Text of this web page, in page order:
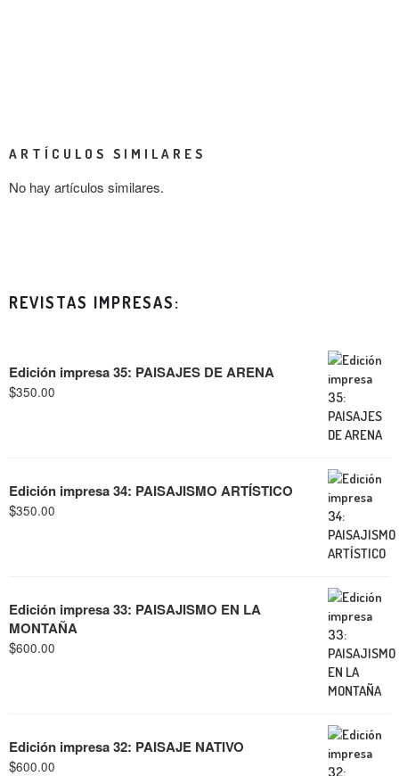
ARTÍCULOS SIMILARES
No hay artículos similares.
REVISTAS IMPRESAS:
Edición impresa 35: PAISAJES DE ARENA
$350.00
Edición impresa 34: PAISAJISMO ARTÍSTICO
$350.00
Edición impresa 33: PAISAJISMO EN LA
MONTAÑA
$600.00
Edición impresa 32: PAISAJE NATIVO
$600.00